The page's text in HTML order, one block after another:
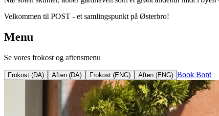
Velkommen til POST - et samlingspunkt på Østerbro!
Menu
Se vores frokost og aftensmenu
Frokost (DA) Aften (DA) Frokost (ENG) Aften (ENG) Book Bord